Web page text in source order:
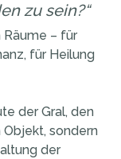
zu sein?“
Räume – für
für Heilung
der Gral, den
Objekt, sondern
der